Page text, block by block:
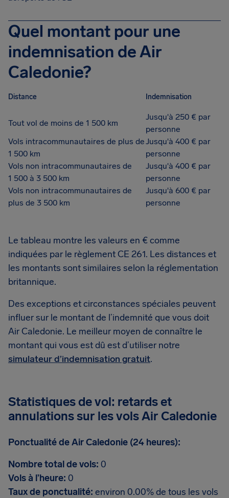
Quel montant pour une
indemnisation de Air
Caledonie?
Distance Indemnisation
Tout vol de moins de 1 500 km
Jusqu'à 250 € par
personne
Vols intracommunautaires de plus de
1 500 km
Jusqu'à 400 € par
personne
Vols non intracommunautaires de
1 500 à 3 500 km
Jusqu'à 400 € par
personne
Vols non intracommunautaires de
plus de 3 500 km
Jusqu'à 600 € par
personne
Le tableau montre les valeurs en € comme
indiquées par le règlement CE 261. Les distances et
les montants sont similaires selon la réglementation
britannique.
Des exceptions et circonstances spéciales peuvent
influer sur le montant de l’indemnité que vous doit
Air Caledonie. Le meilleur moyen de connaître le
montant qui vous est dû est d’utiliser notre
simulateur d’indemnisation gratuit.
Statistiques de vol: retards et
annulations sur les vols Air Caledonie
Ponctualité de Air Caledonie (24 heures):
Nombre total de vols: 0
Vols à l’heure: 0
Taux de ponctualité: environ 0.00% de tous les vols